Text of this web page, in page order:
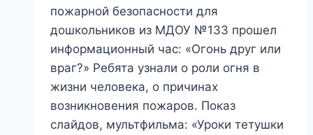
пожарной безопасности для
дошкольников из МДОУ №133 прошел
информационный час: «Огонь друг или
враг?» Ребята узнали о роли огня в
жизни человека, о причинах
возникновения пожаров. Показ
слайдов, мультфильма: «Уроки тетушки